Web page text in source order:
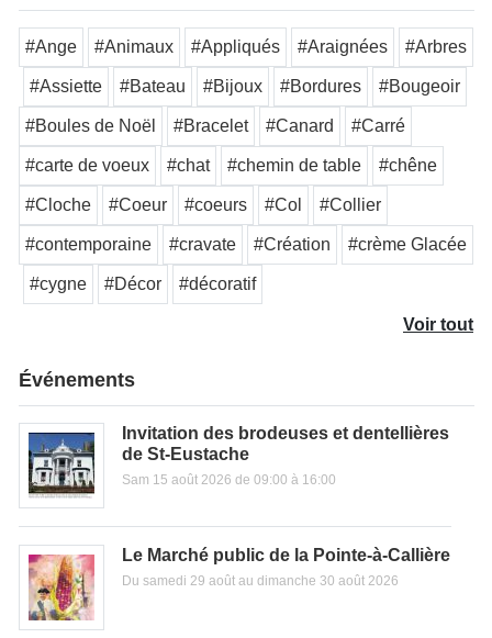
#Ange #Animaux #Appliqués #Araignées #Arbres
#Assiette #Bateau #Bijoux #Bordures #Bougeoir
#Boules de Noël #Bracelet #Canard #Carré
#carte de voeux #chat #chemin de table #chêne
#Cloche #Coeur #coeurs #Col #Collier
#contemporaine #cravate #Création #crème Glacée
#cygne #Décor #décoratif
Voir tout
Événements
Invitation des brodeuses et dentellières
de St-Eustache
Sam 15 août 2026 de 09:00 à 16:00
Le Marché public de la Pointe-à-Callière
Du samedi 29 août au dimanche 30 août 2026